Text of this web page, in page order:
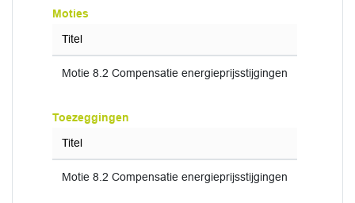
Moties
Titel
Motie 8.2 Compensatie energieprijsstijgingen
Toezeggingen
Titel
Motie 8.2 Compensatie energieprijsstijgingen